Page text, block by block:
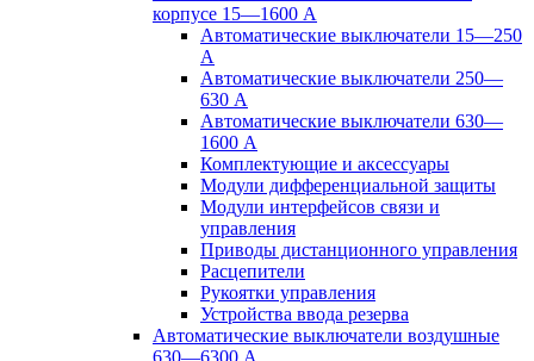
корпусе 15—1600 А
Автоматические выключатели 15—250
А
Автоматические выключатели 250—
630 А
Автоматические выключатели 630—
1600 А
Комплектующие и аксессуары
Модули дифференциальной защиты
Модули интерфейсов связи и
управления
Приводы дистанционного управления
Расцепители
Рукоятки управления
Устройства ввода резерва
Автоматические выключатели воздушные
630—6300 А